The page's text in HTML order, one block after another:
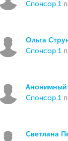
спонсор 1
Ольга
спонсор 1
Анонимный
спонсор 1
Светлана